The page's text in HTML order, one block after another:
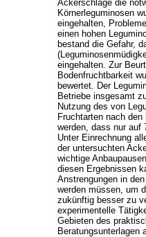
Ackerschläge die
Körnerleguminosen
eingehalten,
einen hohen
bestand die Gefahr,
eingehalten. Zur
Bodenfruchtbarkeit
bewertet. Der
Betriebe insgesamt
Nutzung des von
Fruchtarten nach
werden, dass nur auf
Unter Einrechnung
der untersuchten
wichtige
diesen Ergebnissen
Anstrengungen in
werden müssen, um
zukünftig besser zu
experimentelle
Gebieten des
Beratungsunterlagen